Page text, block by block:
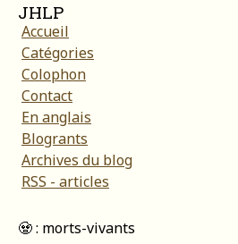
JHLP
Accueil
Catégories
Colophon
Contact
En anglais
Blogrants
Archives du blog
RSS - articles
🧟 : morts-vivants